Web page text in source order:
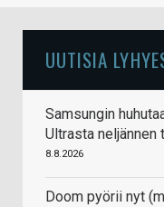
UUTISIA
Samsungin
Ultrasta neljännen
8.8.2026
Doom pyörii nyt